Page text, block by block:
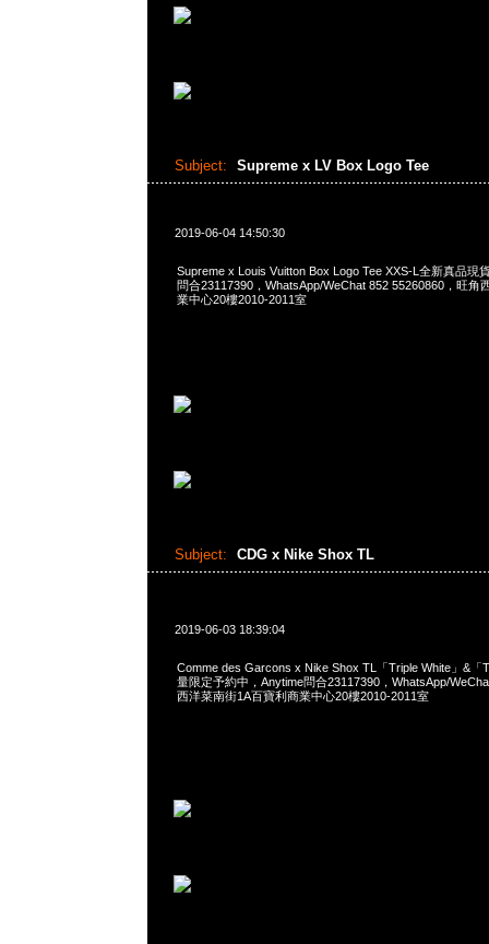
Subject: Supreme x LV Box Logo Tee
2019-06-04 14:50:30
Supreme x Louis Vuitton Box Logo Tee XXS-L全新真品現
問合23117390，WhatsApp/WeChat 852 55260860，旺角
業中心20樓2010-2011室
Subject: CDG x Nike Shox TL
2019-06-03 18:39:04
Comme des Garcons x Nike Shox TL「Triple White」&「
量限定予約中，Anytime問合23117390，WhatsApp/
西洋菜南街1A百寶利商業中心20樓2010-2011室